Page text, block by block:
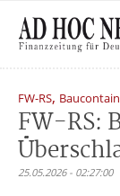
FW-RS,
FW-RS:
25.05.2026 - 02:27:00